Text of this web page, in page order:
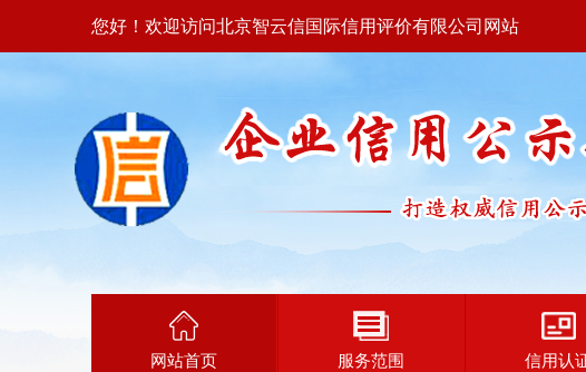
您好！欢迎访问北京智云信国际信用评价有限公司网站
网站首页 服务范围 信用认